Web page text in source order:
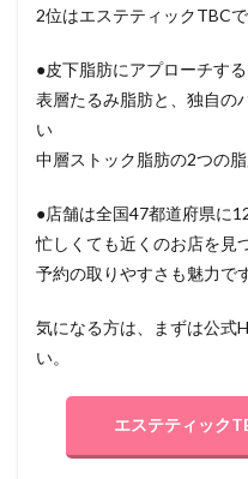
2位はエステティックTBCで
●皮下脂肪にアプローチす
表層たるみ脂肪と、独自の
い
中層ストック脂肪の2つの
●店舗は全国47都道府県に
忙しくても近くのお店を見
予約の取りやすさも魅力で
気になる方は、まずは公式
い。
エステティック